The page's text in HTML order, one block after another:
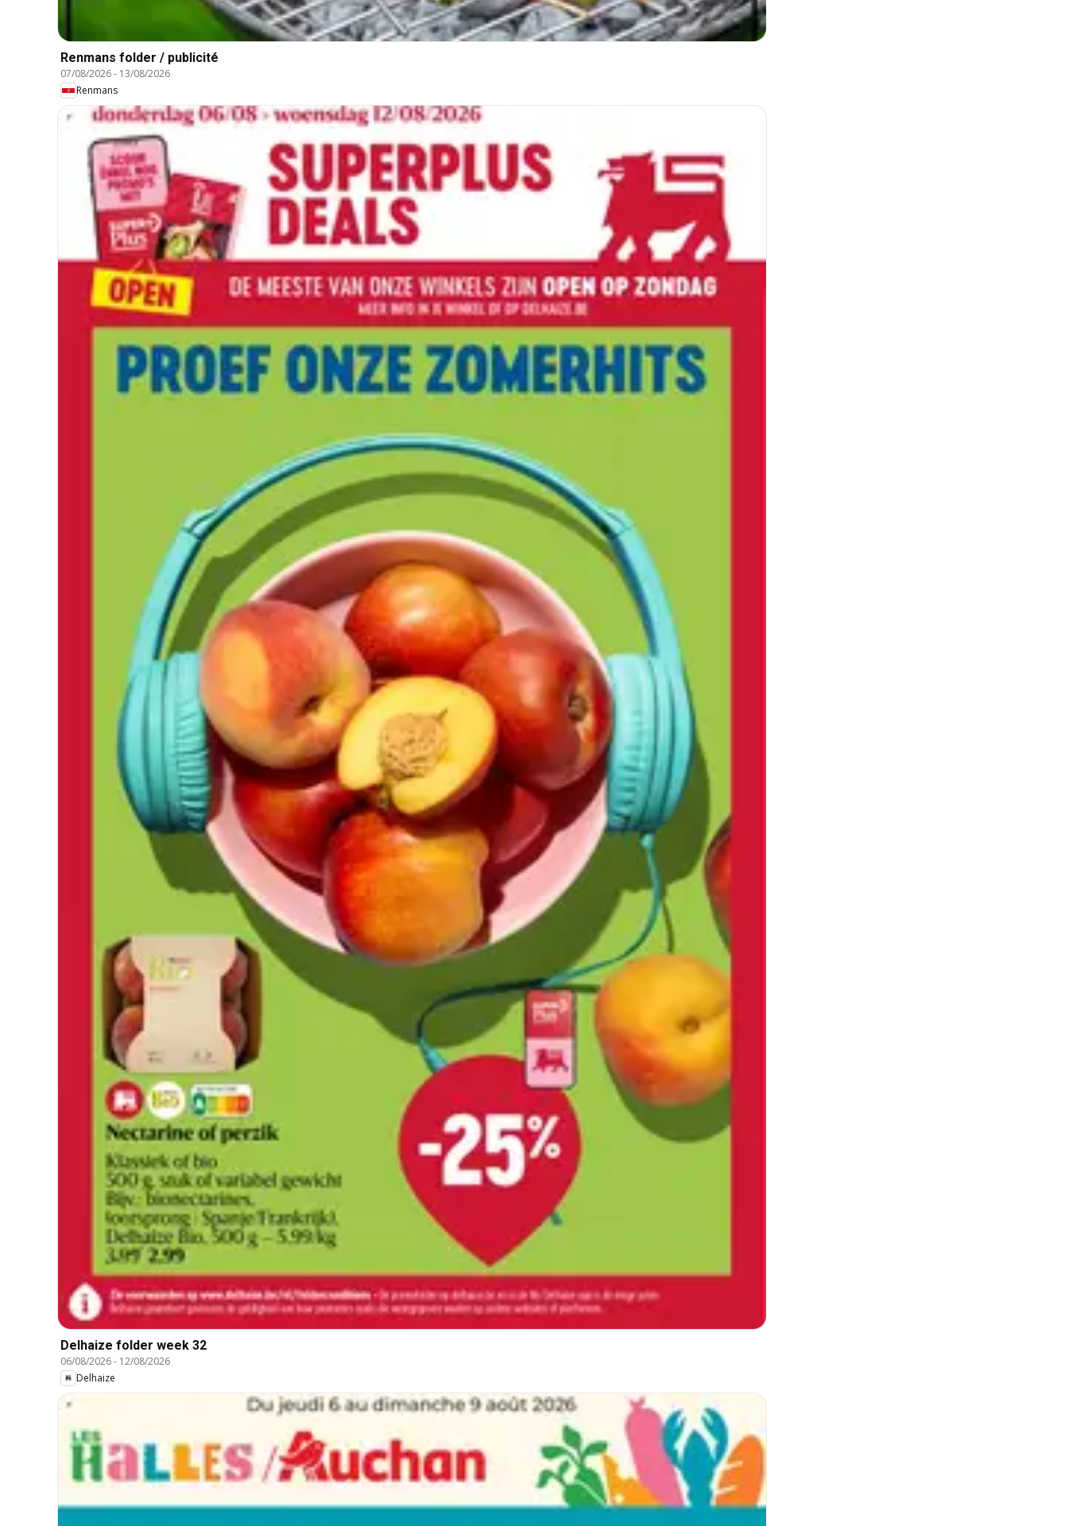
Renmans folder / publicité
07/08/2026- 13/08/2026
Renmans
Delhaize folder week 32
06/08/2026- 12/08/2026
Delhaize